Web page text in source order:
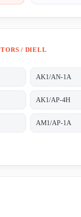
/ DIELL
AK1/AN-1A
AK1/AP-4H
AM1/AP-1A